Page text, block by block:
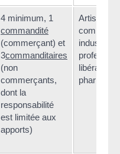
4 minimum, 1
commandité
(commerçant) et
3commanditaires
(non
commerçants,
dont la
responsabilité
est limitée aux
apports)
Artisan,
industriel,
profession
libérale ou